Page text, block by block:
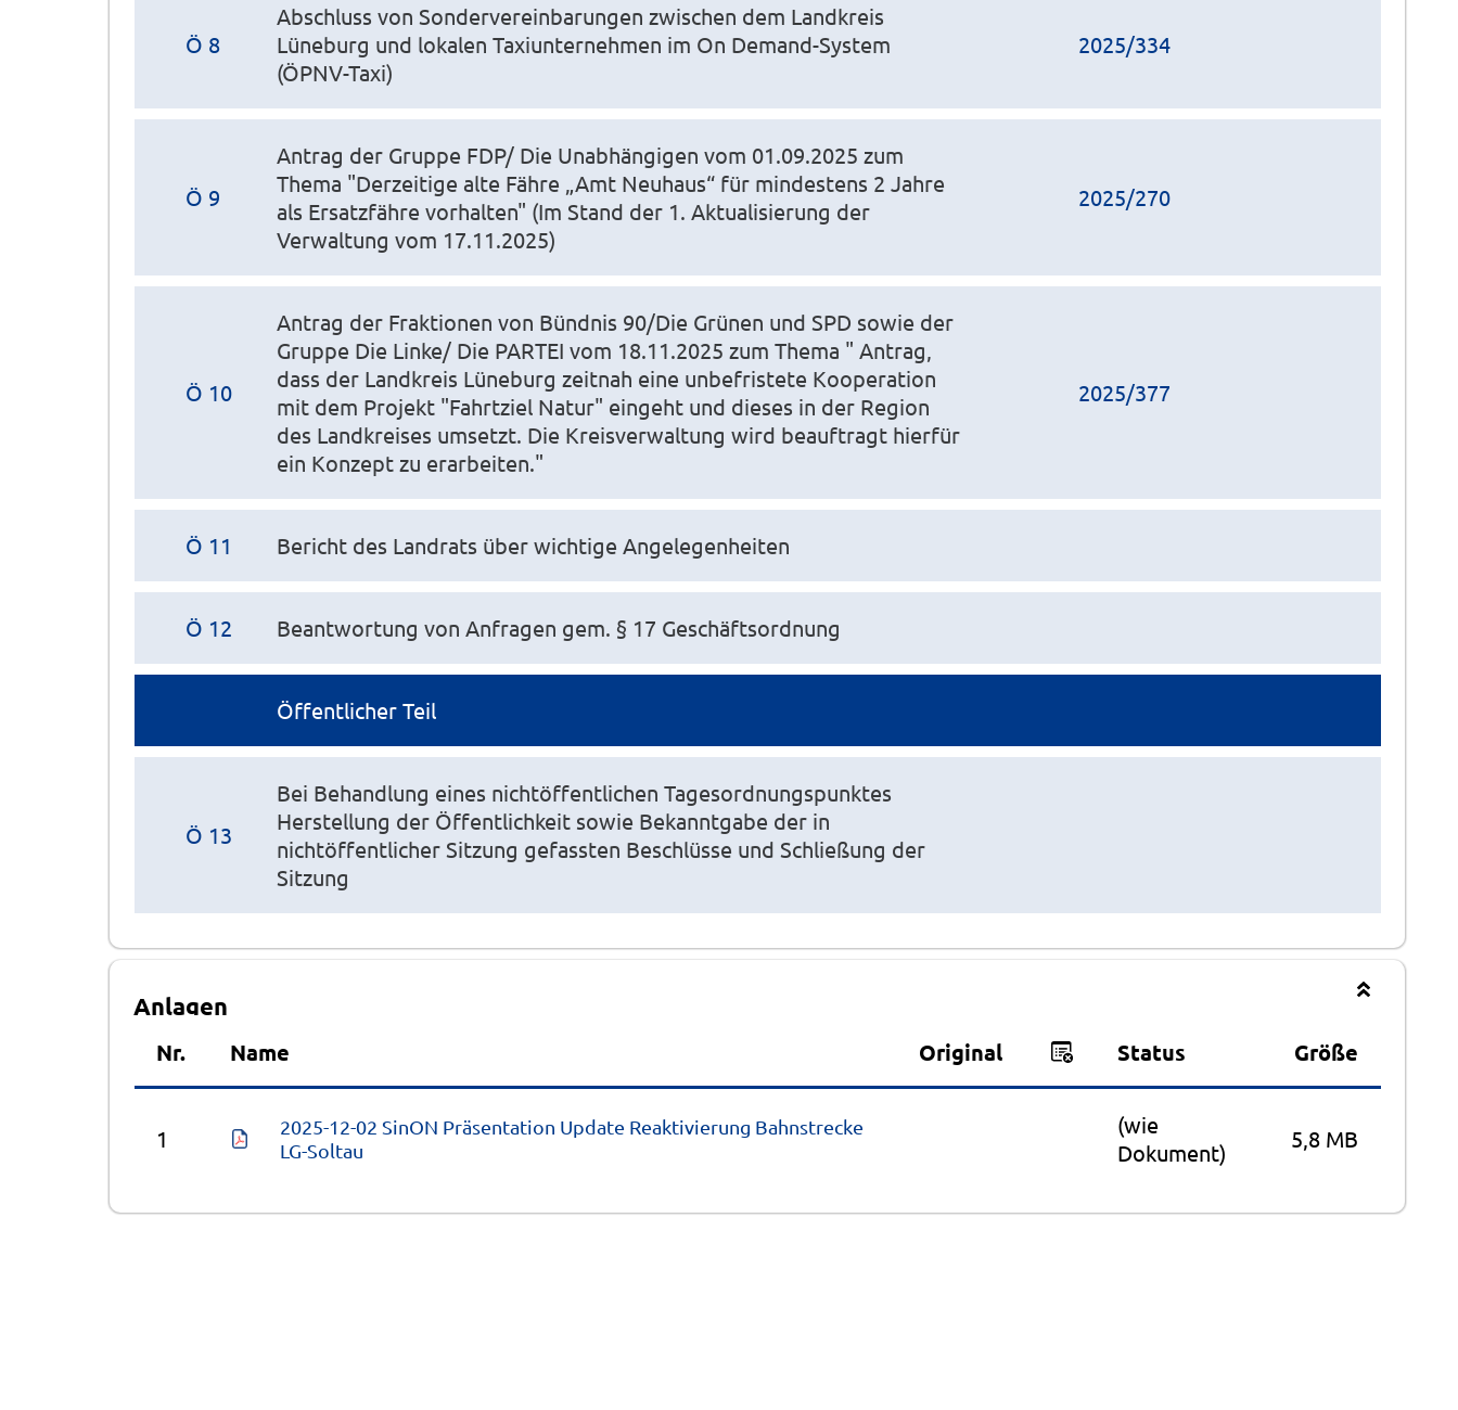
Ö 8
Abschluss von Sondervereinbarungen zwischen dem Landkreis
Lüneburg und lokalen Taxiunternehmen im On Demand-System
(ÖPNV-Taxi)
2025/334
Ö 9
Antrag der Gruppe FDP/ Die Unabhängigen vom 01.09.2025 zum
Thema "Derzeitige alte Fähre „Amt Neuhaus“ für mindestens 2 Jahre
als Ersatzfähre vorhalten" (Im Stand der 1. Aktualisierung der
Verwaltung vom 17.11.2025)
2025/270
Ö 10
Antrag der Fraktionen von Bündnis 90/Die Grünen und SPD sowie der
Gruppe Die Linke/ Die PARTEI vom 18.11.2025 zum Thema " Antrag,
dass der Landkreis Lüneburg zeitnah eine unbefristete Kooperation
mit dem Projekt "Fahrtziel Natur" eingeht und dieses in der Region
des Landkreises umsetzt. Die Kreisverwaltung wird beauftragt hierfür
ein Konzept zu erarbeiten."
2025/377
Ö 11 Bericht des Landrats über wichtige Angelegenheiten
Ö 12 Beantwortung von Anfragen gem. § 17 Geschäftsordnung
Öffentlicher Teil
Ö 13
Bei Behandlung eines nichtöffentlichen Tagesordnungspunktes
Herstellung der Öffentlichkeit sowie Bekanntgabe der in
nichtöffentlicher Sitzung gefassten Beschlüsse und Schließung der
Sitzung
Anlagen
Nr. Name Original Status Größe
1
2025-12-02 SinON Präsentation Update Reaktivierung Bahnstrecke
LG-Soltau
(wie
Dokument)
5,8 MB